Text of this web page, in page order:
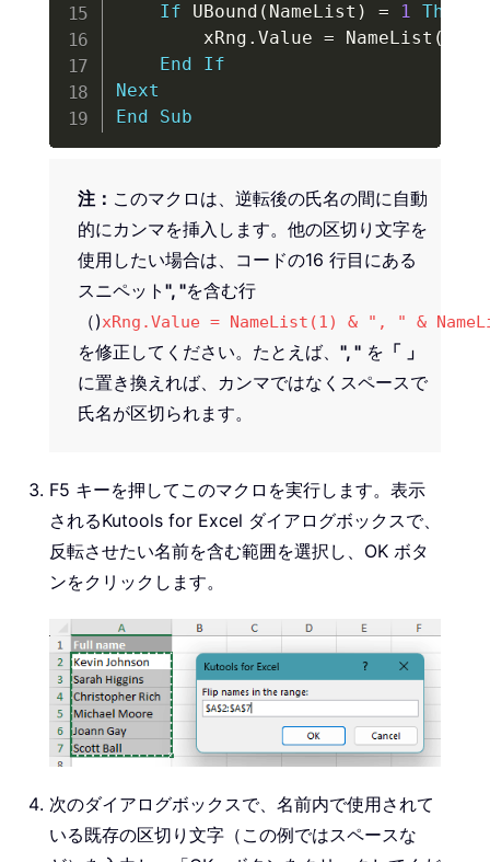
If UBound ( NameList ) = 1 Then
        xRng
. Value = NameList (
End
If
Next
End
Sub
注： このマクロは、逆転後の氏名の間に自動
的にカンマを挿入します。他の区切り文字を
使用したい場合は、コードの16 行目にある
スニペット ", "を含む行
（)xRng.Value = NameList(1) & ", " &
を修正してください。たとえば、 ", " を 「 」
に置き換えれば、カンマではなくスペースで
氏名が区切られます。
F5 キーを押してこのマクロを実行します。表示
されるKutools for Excel ダイアログボックスで、
反転させたい名前を含む範囲を選択し、OK ボタ
ンをクリックします。
次のダイアログボックスで、名前内で使用されて
いる既存の区切り文字（この例ではスペースな